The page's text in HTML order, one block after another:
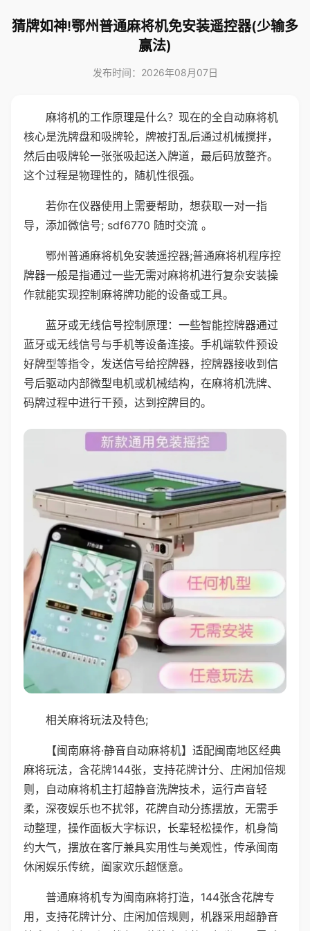
猜牌如神!鄂州普通麻将机免安装遥控器(少输多
赢法)
发布时间：2026年08月07日
麻将机的工作原理是什么？现在的全自动麻将机
核心是洗牌盘和吸牌轮，牌被打乱后通过机械搅拌，
然后由吸牌轮一张张吸起送入牌道，最后码放整齐。
这个过程是物理性的，随机性很强。
若你在仪器使用上需要帮助，想获取一对一指
导，添加微信号; sdf6770 随时交流 。
鄂州普通麻将机免安装遥控器;普通麻将机程序控
牌器一般是指通过一些无需对麻将机进行复杂安装操
作就能实现控制麻将牌功能的设备或工具。
蓝牙或无线信号控制原理：一些智能控牌器通过
蓝牙或无线信号与手机等设备连接。手机端软件预设
好牌型等指令，发送信号给控牌器，控牌器接收到信
号后驱动内部微型电机或机械结构，在麻将机洗牌、
码牌过程中进行干预，达到控牌目的。
相关麻将玩法及特色;
【闽南麻将·静音自动麻将机】适配闽南地区经典
麻将玩法，含花牌144张，支持花牌计分、庄闲加倍规
则，自动麻将机主打超静音洗牌技术，运行声音轻
柔，深夜娱乐也不扰邻，花牌自动分拣摆放，无需手
动整理，操作面板大字标识，长辈轻松操作，机身简
约大气，摆放在客厅兼具实用性与美观性，传承闽南
休闲娱乐传统，阖家欢乐超惬意。
普通麻将机专为闽南麻将打造，144张含花牌专
用，支持花牌计分、庄闲加倍规则，机器采用超静音